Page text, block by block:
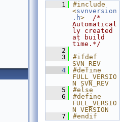
    1
#include
<svnversion
.h>
/*
Automatical
ly created
at build
time.*/
    2
    3
#ifdef
SVN_REV
    4
#define
FULL_VERSIO
N SVN_REV
    5
#else
    6
#define
FULL_VERSIO
N VERSION
    7
#endif